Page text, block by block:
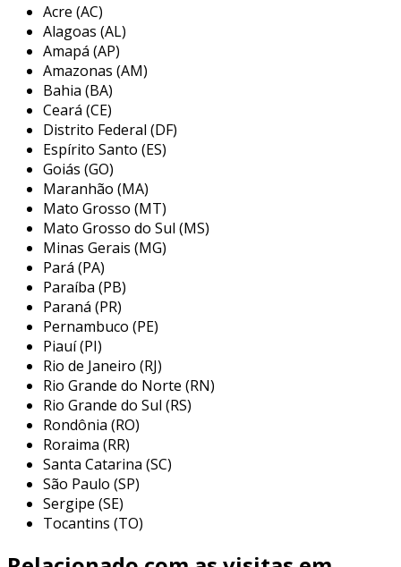
eficiente de torque e movimento entre o motor
e o encoder. sua escolha correta é fundamental
para garantir a precisão e a confiabilidade do
sistema como um todo.
principais aplicações do
acoplamento encoder
o acoplamento encoder é amplamente utilizado
em diversas indústrias e aplicações onde é
necessário monitorar a posição ou a velocidade
de um motor. algumas das principais aplicações
incluem:
máquinas cnc:
feedback preciso sobre a posição das
ferramentas de corte, garantindo um
desempenho ótimo e exato.
automação industrial:essencial em
sistemas de controle de movimento onde
o controle da posição é crucial, como em
transportadores e linhas de montagem.
robótica:em braços robóticos, o
acoplamento encoders transmite dados
de posicionamento, permitindo
Acre (AC)
Alagoas (AL)
Amapá (AP)
Amazonas (AM)
Bahia (BA)
Ceará (CE)
Distrito Federal (DF)
Espírito Santo (ES)
Goiás (GO)
Maranhão (MA)
Mato Grosso (MT)
Mato Grosso do Sul (MS)
Minas Gerais (MG)
Pará (PA)
Paraíba (PB)
Paraná (PR)
Pernambuco (PE)
Piauí (PI)
Rio de Janeiro (RJ)
Rio Grande do Norte (RN)
Rio Grande do Sul (RS)
Rondônia (RO)
Roraima (RR)
Santa Catarina (SC)
São Paulo (SP)
Sergipe (SE)
Tocantins (TO)